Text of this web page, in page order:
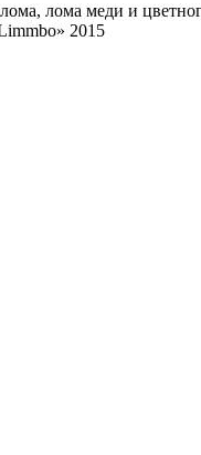
лома меди и
2015